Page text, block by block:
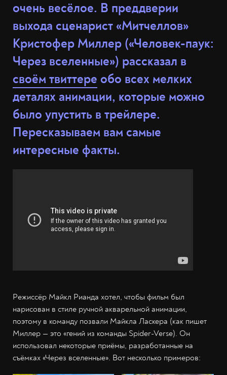
очень весёлое. В преддверии
выхода сценарист «Митчеллов»
Кристофер Миллер («Человек-паук:
Через вселенные») рассказал в
своём твиттере обо всех мелких
деталях анимации, которые можно
было упустить в трейлере.
Пересказываем вам самые
интересные факты.
Режиссёр Майкл Рианда хотел, чтобы фильм был
нарисован в стиле ручной акварельной анимации,
поэтому в команду позвали Майкла Ласкера (как пишет
Миллер — это «гений из команды Spider-Verse). Он
использовал некоторые приёмы, разработанные на
съёмках «Через вселенные». Вот несколько примеров: